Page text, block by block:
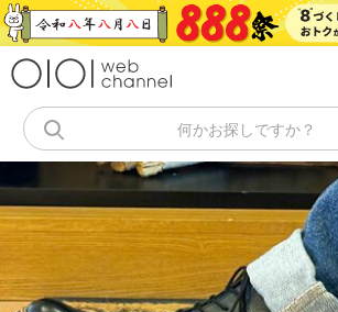
コ
ン
キ
ッ
プ
何かお探しですか？